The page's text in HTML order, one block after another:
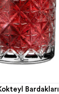
Bardakları